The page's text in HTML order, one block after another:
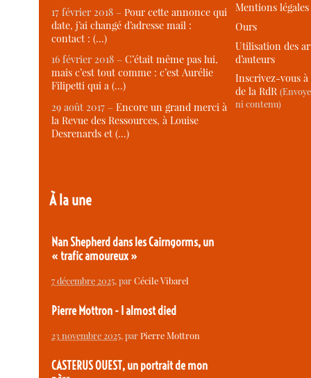
17 février 2018 –Pour cette annonce qui
date, j’ai changé d’adresse mail :
contact : (…)
16 février 2018 –C’était même pas lui,
mais c’est tout comme : c’est Aurélie
Filipetti qui a (…)
29 août 2017 –Encore un grand merci à
la Revue des Ressources, à Louise
Desrenards et (…)
À la une
Nan Shepherd dans les Cairngorms, un
« trafic amoureux »
7 décembre 2025, parCécile Vibarel
Pierre Mottron - I almost died
23 novembre 2025, parPierre Mottron
CASTERUS OUEST, un portrait de mon
Mentions légales
Ours
Utilisation des
d’auteurs
Inscrivez-vous
de la RdR
ni contenu)